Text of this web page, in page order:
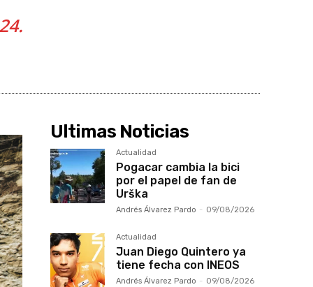
Ultimas Noticias
Actualidad
Pogacar cambia la bici
por el papel de fan de
Urška
Andrés Álvarez Pardo - 09/08/2026
Actualidad
Juan Diego Quintero ya
tiene fecha con INEOS
Andrés Álvarez Pardo - 09/08/2026